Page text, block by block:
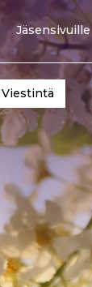
Jäsensivuille
Viestintä